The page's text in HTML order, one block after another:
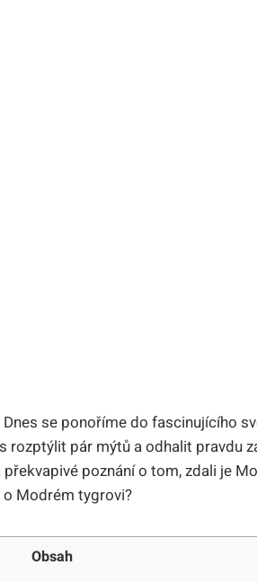
se ponoříme do fascinujícího
rozptýlit pár mýtů a odhalit pravdu
poznání o tom, zdali je
Obsah